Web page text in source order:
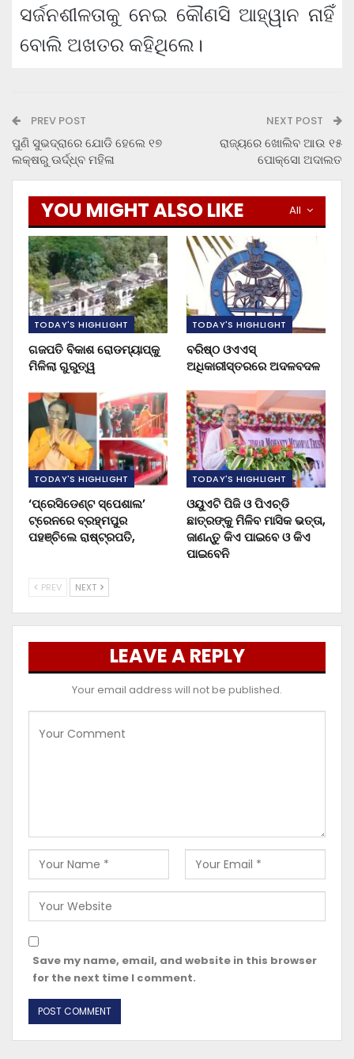
ସର୍ଜନଶୀଳତାକୁ ନେଇ କୌଣସି ଆହ୍ୱାନ ନାହିଁ
ବୋଲି ଅଖତର କହିଥିଲେ।
PREV POST
ପୁଣି ସୁଭଦ୍ରାରେ ଯୋଡି ହେଲେ ୧୭
ଲକ୍ଷରୁ ଊର୍ଦ୍ଧ୍ବ ମହିଳା
NEXT POST
ରାଜ୍ୟରେ ଖୋଲିବ ଆଉ ୧୫
ପୋକ୍ସୋ ଅଦାଲତ
All
YOU MIGHT ALSO LIKE
TODAY'S HIGHLIGHT
ଗଜପତି ବିକାଶ ରୋଡମ୍ୟାପ୍‌କୁ
ମିଳିଲା ଗୁରୁତ୍ୱ
TODAY'S HIGHLIGHT
ବରିଷ୍ଠ ଓଏଏସ୍‌
ଅଧିକାରୀସ୍ତରରେ ଅଦଳବଦଳ
TODAY'S HIGHLIGHT
‘ପ୍ରେସିଡେଣ୍ଟ ସ୍ପେଶାଲ’
ଟ୍ରେନରେ ବ୍ରହ୍ମପୁର
ପହଞ୍ଚିଲେ ରାଷ୍ଟ୍ରପତି,
TODAY'S HIGHLIGHT
ଓୟୁଏଟି ପିଜି ଓ ପିଏଚ୍‌ଡି
ଛାତ୍ରଙ୍କୁ ମିଳିବ ମାସିକ ଭତ୍ତା,
ଜାଣନ୍ତୁ କିଏ ପାଇବେ ଓ କିଏ
ପାଇବେନି
PREV NEXT
LEAVE A REPLY
Your email address will not be published.
Save my name, email, and website in this browser
for the next time I comment.